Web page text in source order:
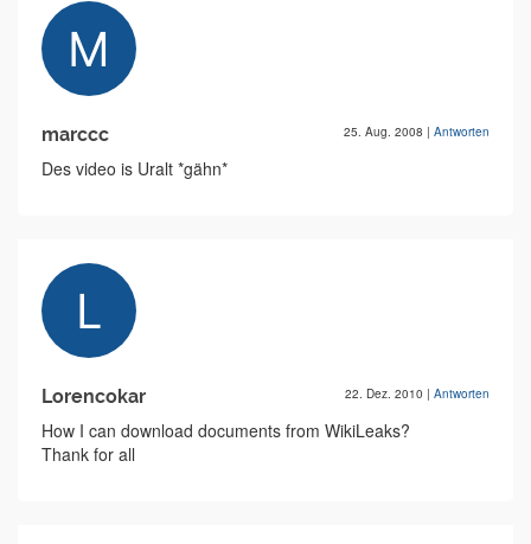
marccc 25. Aug. 2008 | Antworten
Des video is Uralt *gähn*
Lorencokar 22. Dez. 2010 | Antworten
How I can download documents from WikiLeaks?
Thank for all